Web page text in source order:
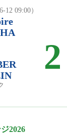
12 09:00）
2
2026